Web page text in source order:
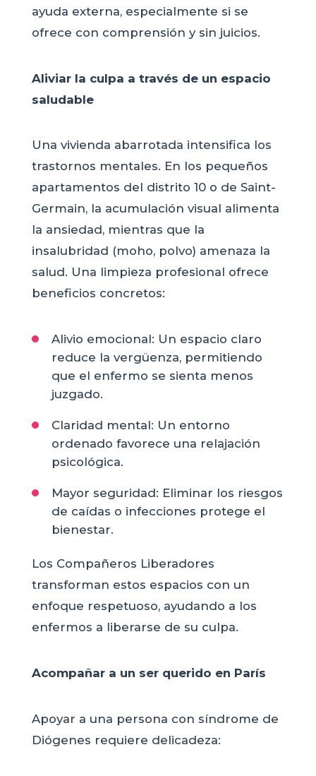
ayuda externa, especialmente si se
ofrece con comprensión y sin juicios.
Aliviar la culpa a través de un espacio
saludable
Una vivienda abarrotada intensifica los
trastornos mentales. En los pequeños
apartamentos del distrito 10 o de Saint-
Germain, la acumulación visual alimenta
la ansiedad, mientras que la
insalubridad (moho, polvo) amenaza la
salud. Una limpieza profesional ofrece
beneficios concretos:
Alivio emocional: Un espacio claro
reduce la vergüenza, permitiendo
que el enfermo se sienta menos
juzgado.
Claridad mental: Un entorno
ordenado favorece una relajación
psicológica.
Mayor seguridad: Eliminar los riesgos
de caídas o infecciones protege el
bienestar.
Los Compañeros Liberadores
transforman estos espacios con un
enfoque respetuoso, ayudando a los
enfermos a liberarse de su culpa.
Acompañar a un ser querido en París
Apoyar a una persona con síndrome de
Diógenes requiere delicadeza: